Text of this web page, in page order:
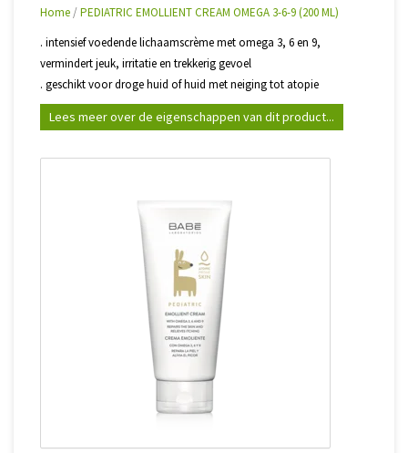
Home /PEDIATRIC EMOLLIENT CREAM OMEGA 3-6-9 (200 ML)
. intensief voedende lichaamscrème met omega 3, 6 en 9,
vermindert jeuk, irritatie en trekkerig gevoel
. geschikt voor droge huid of huid met neiging tot atopie
Lees meer over de eigenschappen van dit product...